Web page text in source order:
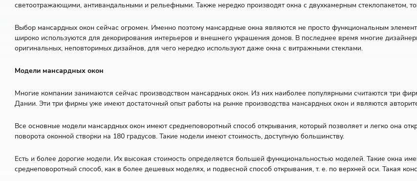
светоотражающими, антивандальными и рельефными. Также нередко производят окна с двухкамерным стеклопакетом,
Выбор мансардных окон сейчас огромен. Именно поэтому мансардные окна являются не просто функциональным
широко используются для декорирования интерьеров и внешнего украшения домов. В последнее время многие
оригинальных, неповторимых дизайнов, для чего нередко используют даже окна с витражными стеклами.
Модели мансардных окон
Многие компании занимаются сейчас производством мансардных окон. Из них наиболее популярными считаются три
Дании. Эти три фирмы уже имеют достаточный опыт работы на рынке производства мансардных окон и являются
Все основные модели мансардных окон имеют среднеповоротный способ открывания, который позволяет и легко она
поворота оконной створки на 180 градусов. Такие модели имеют стоимость, доступную большинству.
Есть и более дорогие модели. Их высокая стоимость определяется большей функциональностью моделей. Такие окна
среднеповоротный способ, как в более дешевых моделях, и подвесной способ открывания, т. е. по верхней оси. Такая